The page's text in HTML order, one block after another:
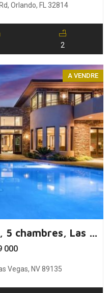
Orlando, FL 32814
2
A VENDRE
Jolie maison à étage, 5 chambres, Las Vegas, Nevada, USA
000
Vegas, NV 89135